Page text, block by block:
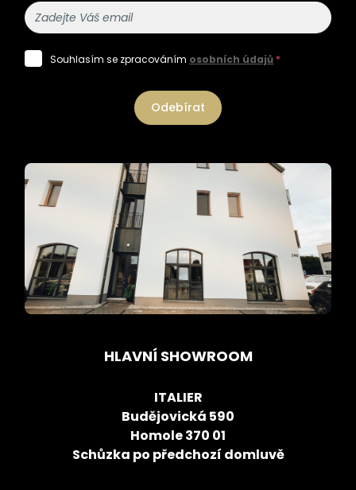
Souhlasím se zpracováním osobních údajů *
Odebírat
HLAVNÍ SHOWROOM
ITALIER
Budějovická 590
Homole 370 01
Schůzka po předchozí domluvě